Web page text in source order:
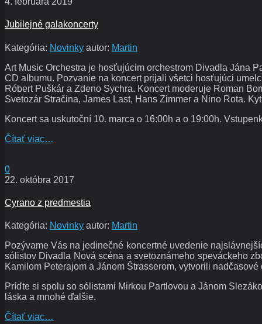
Jubilejné galakoncerty
Kategória: Novinky autor: Martin
Art Music Orchestra je hosťujúcim orchestrom Divadla Jána
CD albumu. Pozvanie na koncert prijali všetci hosťujúci
Róbert Puškár a Zdeno Sychra. Koncert moderuje Roman
Svetozár Stračina, James Last, Hans Zimmer a Nino Rota.
Koncert sa uskutoční 10. marca o 16:00h a o 19:00h.
Čítať viac…
0
22. októbra 2017
Cyrano z predmestia
Kategória: Novinky autor: Martin
Pozývame Vás na jedinečné koncertné uvedenie
sólistov Divadla Nová scéna a svetoznámeho speváckeho
Kamilom Peterajom a Jánom Štrasserom, vytvorili
Príďte si spolu so sólistami Mirkou Partlovou a Jánom
láska a mnohé ďalšie.
Čítať viac…